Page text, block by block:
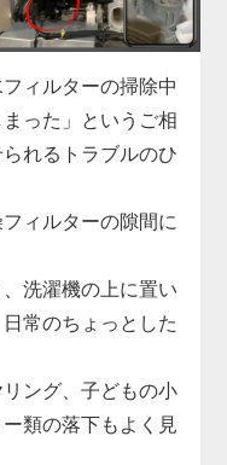
漏れに対して洗濯
、漏れの原因箇所
グの補修まで迅速
ーの機種に対応し
です。
心。
気軽にご相談くだ
ィルターの掃除中
った」というご相
れるトラブルのひ
ィルターの隙間に
洗濯機の上に置い
常のちょっとした
ング、子どもの小
類の落下もよく見